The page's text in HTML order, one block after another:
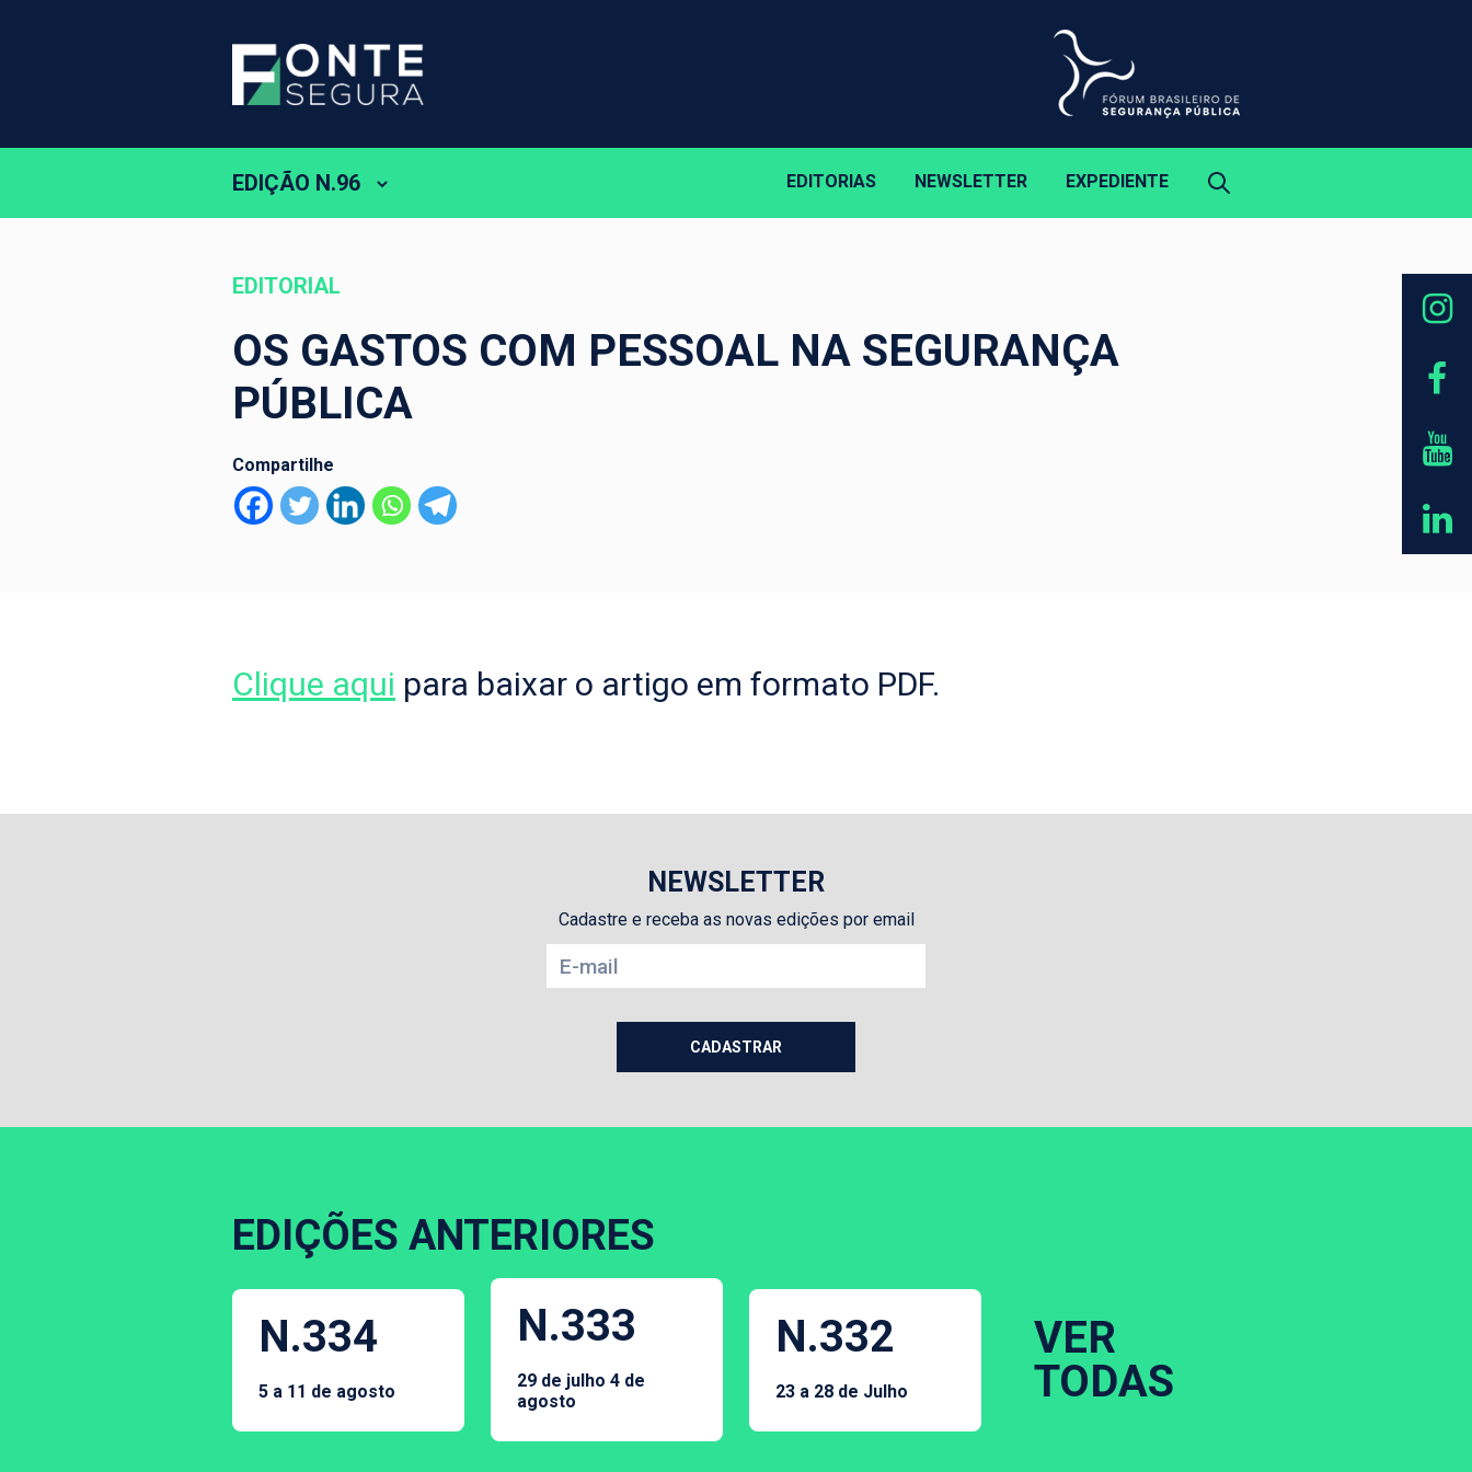
EDIÇÃO N.96 EDITORIAS NEWSLETTER EXPEDIENTE
EDITORIAL
OS GASTOS COM PESSOAL NA SEGURANÇA
PÚBLICA
Compartilhe
Clique aqui para baixar o artigo em formato PDF.
NEWSLETTER
Cadastre e receba as novas edições por email
EDIÇÕES ANTERIORES
N.334
5 a 11 de agosto
N.333
29 de julho 4 de
agosto
N.332
23 a 28 de Julho
VER
TODAS